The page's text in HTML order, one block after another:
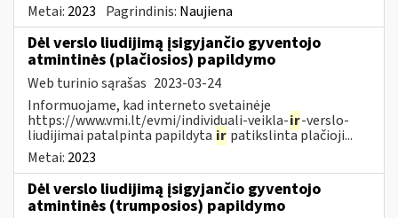
Metai: 2023 Pagrindinis: Naujiena
Dėl verslo liudijimą įsigyjančio gyventojo
atmintinės (plačiosios) papildymo
Web turinio sąrašas 2023-03-24
Informuojame, kad interneto svetainėje
https://www.vmi.lt/evmi/individuali-veikla-ir-verslo-
liudijimai patalpinta papildyta ir patikslinta plačioji...
Metai: 2023
Dėl verslo liudijimą įsigyjančio gyventojo
atmintinės (trumposios) papildymo